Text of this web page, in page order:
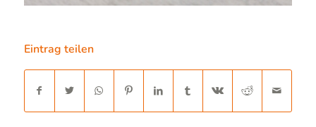
Eintrag teilen